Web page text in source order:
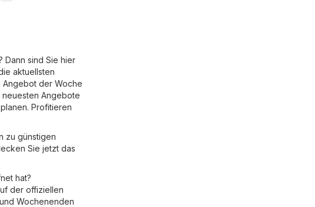
Dann sind Sie hier
aktuellsten
Angebot der Woche
neuesten Angebote
Profitieren
zu günstigen
Sie jetzt das
hat?
der offiziellen
Wochenenden